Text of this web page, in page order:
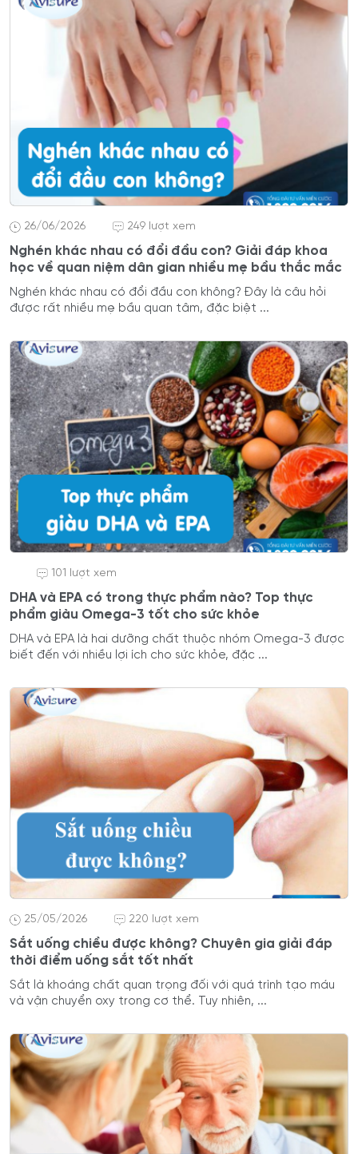
26/06/2026 249 lượt xem
Nghén khác nhau có đổi đầu con? Giải đáp khoa
học về quan niệm dân gian nhiều mẹ bầu thắc mắc
Nghén khác nhau có đổi đầu con không? Đây là câu hỏi
được rất nhiều mẹ bầu quan tâm, đặc biệt ...
101 lượt xem
DHA và EPA có trong thực phẩm nào? Top thực
phẩm giàu Omega-3 tốt cho sức khỏe
DHA và EPA là hai dưỡng chất thuộc nhóm Omega-3 được
biết đến với nhiều lợi ích cho sức khỏe, đặc ...
25/05/2026 220 lượt xem
Sắt uống chiều được không? Chuyên gia giải đáp
thời điểm uống sắt tốt nhất
Sắt là khoáng chất quan trọng đối với quá trình tạo máu
và vận chuyển oxy trong cơ thể. Tuy nhiên, ...